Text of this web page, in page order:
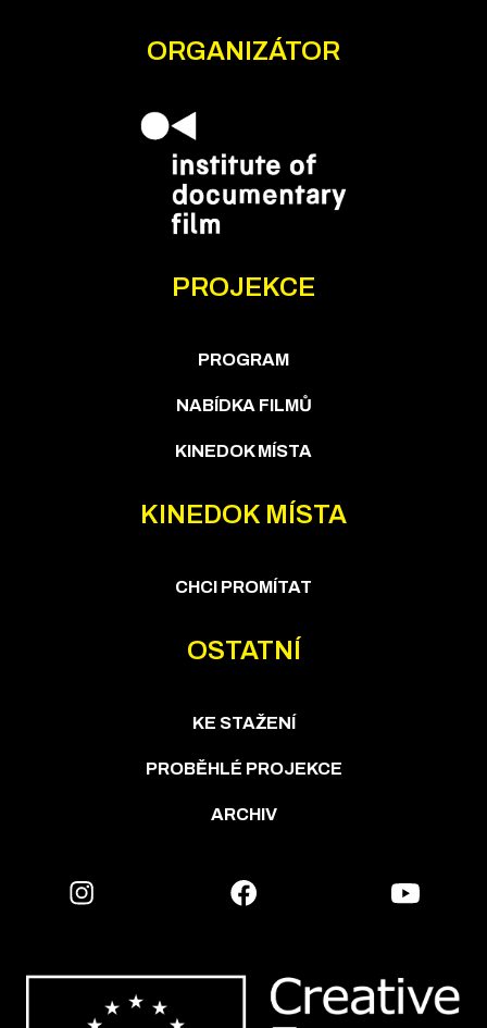
ORGANIZÁTOR
PROJEKCE
PROGRAM
NABÍDKA FILMŮ
KINEDOK MÍSTA
KINEDOK MÍSTA
CHCI PROMÍTAT
OSTATNÍ
KE STAŽENÍ
PROBĚHLÉ PROJEKCE
ARCHIV